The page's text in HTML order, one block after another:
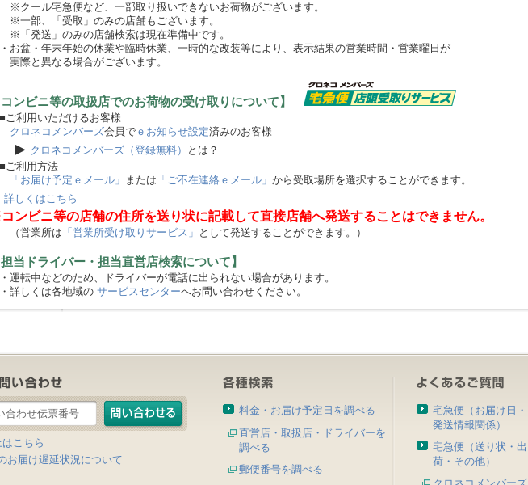
ール宅急便など、一部取り扱いできないお荷物がございます。
部、「受取」のみの店舗もございます。
発送」のみの店舗検索は現在準備中です。
お盆・年末年始の休業や臨時休業、一時的な改装等により、表示結果の営業時間・営業曜日が
際と異なる場合がございます。
コンビニ等の取扱店でのお荷物の受け取りについて】
利用いただけるお客様
クロネコメンバーズ会員で ｅお知らせ設定済みのお客様
▶ クロネコメンバーズ（登録無料）
とは？
利用方法
「お届け予定ｅメール」 または 「ご不在連絡ｅメール」 から受取場所を選択することができます。
詳しくはこちら
ンビニ等の店舗の住所を送り状に記載して直接店舗へ発送することはできません。
営業所は 「営業所受け取りサービス」 として発送することができます。）
担当ドライバー・担当直営店検索について】
運転中などのため、ドライバーが電話に出られない場合があります。
詳しくは各地域の サービスセンターへお問い合わせください。
こちら
お届け遅延状況について
料金・お届け予定日を調べる
直営店・取扱店・ドライバーを
調べる
郵便番号を調べる
宅急便（お届け日・
発送情報関係）
宅急便（送り状・出
荷・その他）